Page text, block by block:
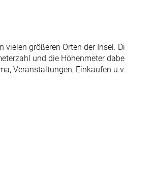
vielen größeren Orten der Insel. Di
und die Höhenmeter dabe
Veranstaltungen, Einkaufen u.v.